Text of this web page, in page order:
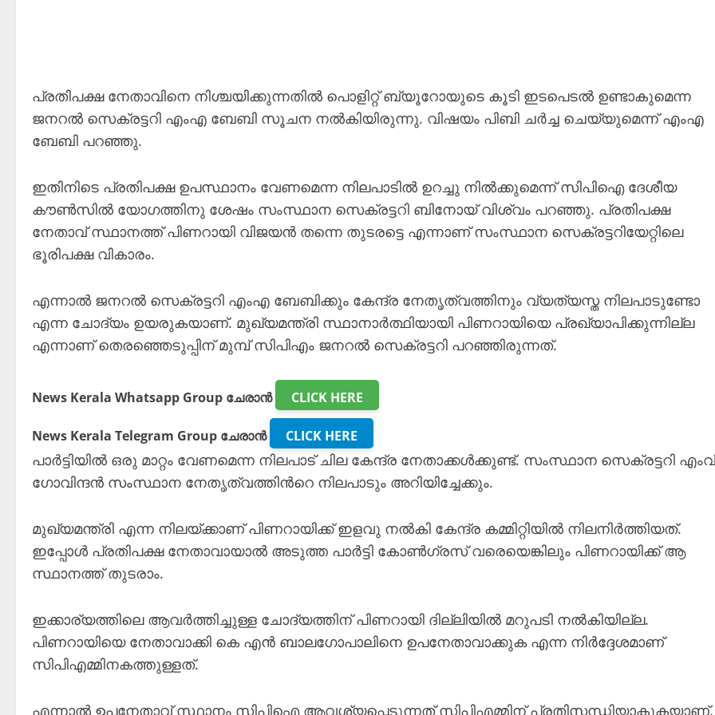
പ്രതിപക്ഷ നേതാവിനെ നിശ്ചയിക്കുന്നതിൽ പൊളിറ്റ് ബ്യൂറോയുടെ കൂടി ഇടപെടൽ ഉണ്ടാകുമെന്ന
ജനറൽ സെക്രട്ടറി എംഎ ബേബി സൂചന നൽകിയിരുന്നു. വിഷയം പിബി ചർച്ച ചെയ്യുമെന്ന് എംഎ
ബേബി പറഞ്ഞു.
ഇതിനിടെ പ്രതിപക്ഷ ഉപസ്ഥാനം വേണമെന്ന നിലപാടിൽ ഉറച്ചു നിൽക്കുമെന്ന് സിപിഐ ദേശീയ
കൗൺസിൽ യോഗത്തിനു ശേഷം സംസ്ഥാന സെക്രട്ടറി ബിനോയ് വിശ്വം പറഞ്ഞു. പ്രതിപക്ഷ
നേതാവ് സ്ഥാനത്ത് പിണറായി വിജയൻ തന്നെ തുടരട്ടെ എന്നാണ് സംസ്ഥാന സെക്രട്ടറിയേറ്റിലെ
ഭൂരിപക്ഷ വികാരം.
എന്നാൽ ജനറൽ സെക്രട്ടറി എംഎ ബേബിക്കും കേന്ദ്ര നേതൃത്വത്തിനും വ്യത്യസ്ത നിലപാടുണ്ടോ
എന്ന ചോദ്യം ഉയരുകയാണ്. മുഖ്യമന്ത്രി സ്ഥാനാർത്ഥിയായി പിണറായിയെ പ്രഖ്യാപിക്കുന്നില്ല
എന്നാണ് തെരഞ്ഞെടുപ്പിന് മുമ്പ് സിപിഎം ജനറൽ സെക്രട്ടറി പറഞ്ഞിരുന്നത്.
News Kerala Whatsapp Group ചേരാൻ CLICK HERE
News Kerala Telegram Group ചേരാൻ CLICK HERE
പാർട്ടിയിൽ ഒരു മാറ്റം വേണമെന്ന നിലപാട് ചില കേന്ദ്ര നേതാക്കൾക്കുണ്ട്. സംസ്ഥാന സെക്രട്ടറി
ഗോവിന്ദൻ സംസ്ഥാന നേതൃത്വത്തിൻറെ നിലപാടും അറിയിച്ചേക്കും.
മുഖ്യമന്ത്രി എന്ന നിലയ്ക്കാണ് പിണറായിക്ക് ഇളവു നൽകി കേന്ദ്ര കമ്മിറ്റിയിൽ നിലനിർത്തിയത്.
ഇപ്പോൾ പ്രതിപക്ഷ നേതാവായാൽ അടുത്ത പാർട്ടി കോൺഗ്രസ് വരെയെങ്കിലും പിണറായിക്ക് ആ
സ്ഥാനത്ത് തുടരാം.
ഇക്കാര്യത്തിലെ ആവർത്തിച്ചുള്ള ചോദ്യത്തിന് പിണറായി ദില്ലിയിൽ മറുപടി നൽകിയില്ല.
പിണറായിയെ നേതാവാക്കി കെ എൻ ബാലഗോപാലിനെ ഉപനേതാവാക്കുക എന്ന നിർദ്ദേശമാണ്
സിപിഎമ്മിനകത്തുള്ളത്.
എന്നാൽ ഉപനേതാവ് സ്ഥാനം സിപിഐ ആവശ്യപ്പെടുന്നത് സിപിഎമ്മിന് പ്രതിസന്ധിയാകുകയാണ്.